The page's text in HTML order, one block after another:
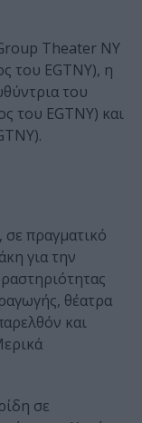
Theater NY
του EGTNY), η
του
του EGTNY) και
πραγματικό
για την
θέατρα
και
σε